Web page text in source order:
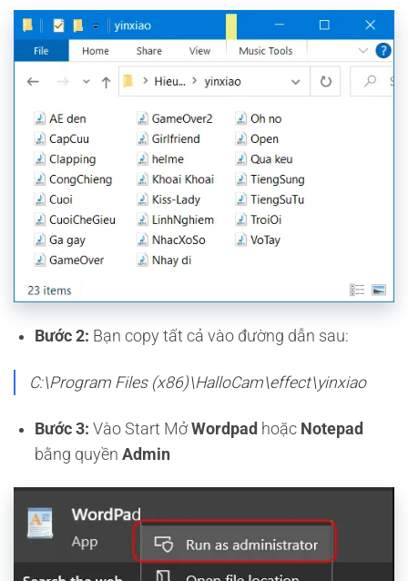
Bước 2: Bạn copy tất cả vào đường dẫn sau:
C:\Program Files (x86)\HalloCam\effect\yinxiao
Bước 3: Vào Start MởWordpad hoặc Notepad
bằng quyền Admin